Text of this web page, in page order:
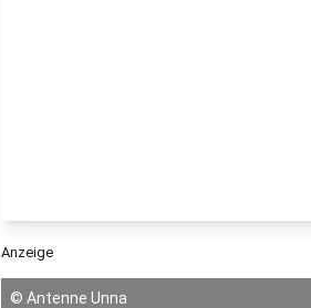
Anzeige
© Antenne Unna